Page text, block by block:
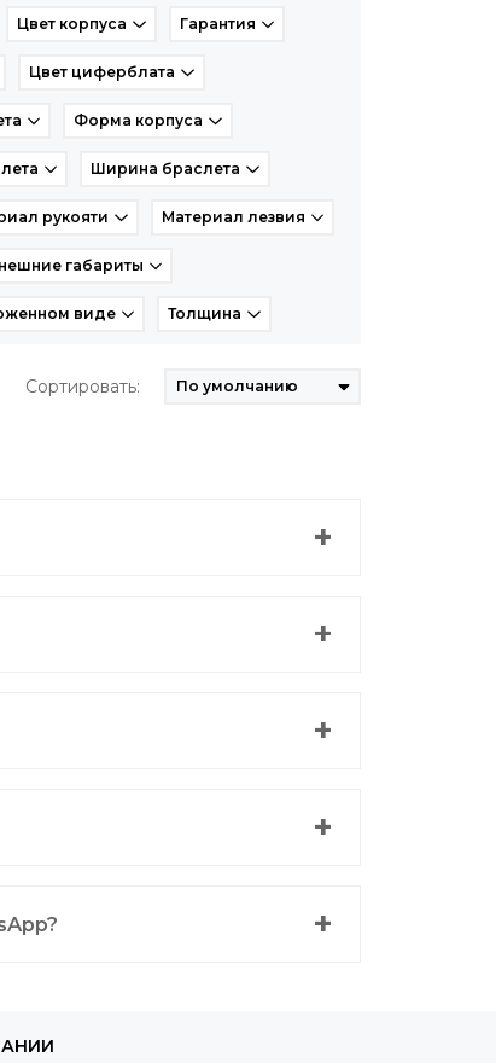
Цвет корпуса Гарантия
Цвет циферблата
Форма корпуса
Ширина браслета
рукояти Материал лезвия
габариты
виде Толщина
Сортировать: